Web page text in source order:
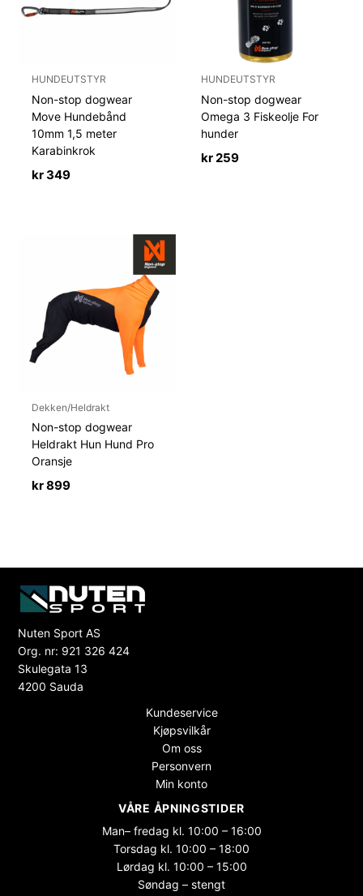
HUNDEUTSTYR
Non-stop dogwear
Move Hundebånd
10mm 1,5 meter
Karabinkrok
kr349
HUNDEUTSTYR
Non-stop dogwear
Omega 3 Fiskeolje For
hunder
kr 259
Dekken/Heldrakt
Non-stop dogwear
Heldrakt Hun Hund Pro
Oransje
kr899
Nuten Sport AS
Org. nr: 921 326 424
Skulegata 13
4200 Sauda
Kundeservice
Kjøpsvilkår
Om oss
Personvern
Min konto
VÅRE ÅPNINGSTIDER
Man– fredag kl. 10:00 – 16:00
Torsdag kl. 10:00 – 18:00
Lørdag kl. 10:00 – 15:00
Søndag – stengt